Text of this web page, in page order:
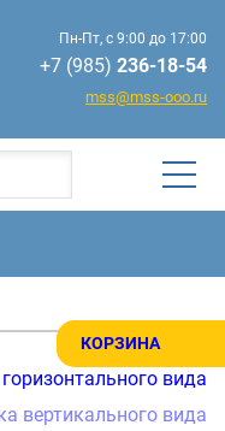
КОРЗИНА
Пн-Пт, с 9:00 до 17:00
+7 (985) 236-18-54
mss@mss-ooo.ru